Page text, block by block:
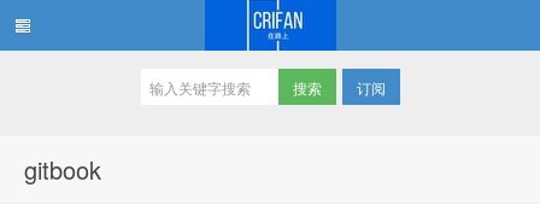
订阅
gitbook